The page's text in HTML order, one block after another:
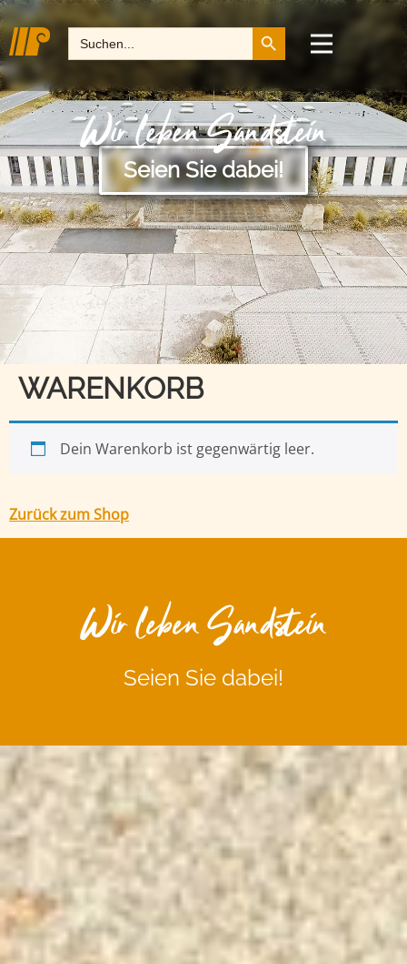
Search
for:
Search Button
Wir leben Sandstein
Seien Sie dabei!
WARENKORB
Dein Warenkorb ist gegenwärtig leer.
Zurück zum Shop
Wir leben Sandstein
Seien Sie dabei!